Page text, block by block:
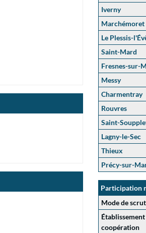
Iverny
Marchémoret
Le Plessis-
Saint-Mard
Fresnes-sur-
Messy
Charmentray
Rouvres
Saint-
Lagny-le-Sec
Thieux
Précy-sur-
Participation
Mode de
coopération